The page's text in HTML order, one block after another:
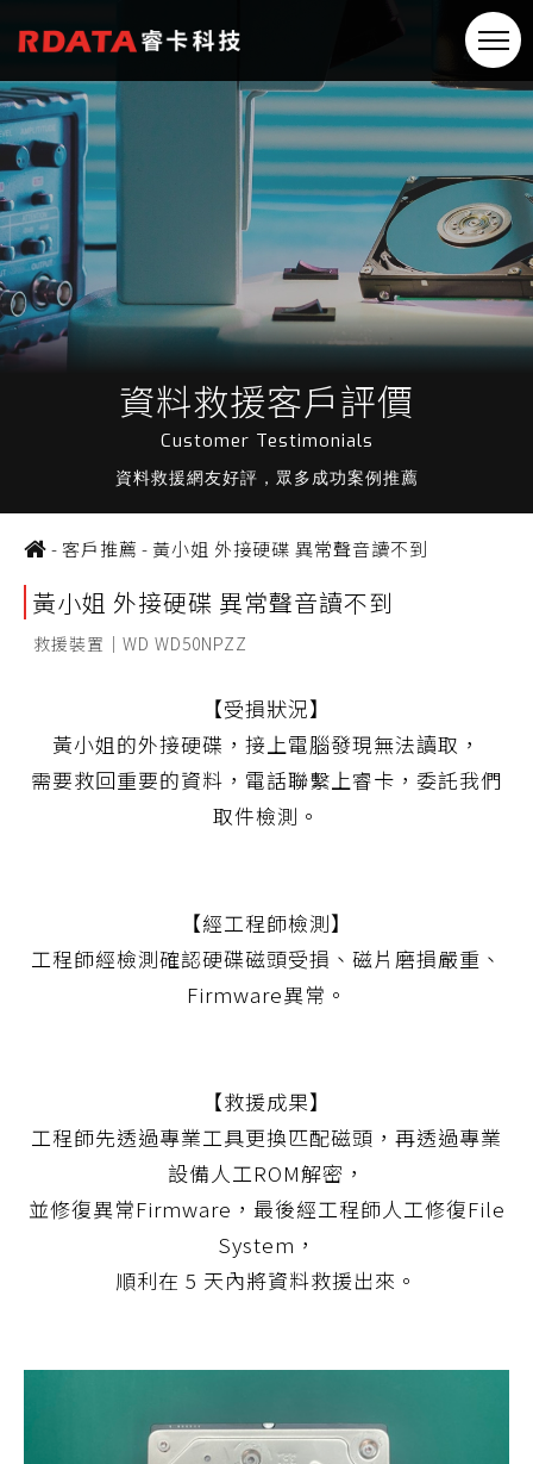
資料救援客戶評價
Customer Testimonials
資料救援網友好評，眾多成功案例推薦
-客戶推薦 -黃小姐 外接硬碟 異常聲音讀不到
黃小姐 外接硬碟 異常聲音讀不到
救援裝置｜WD WD50NPZZ
【受損狀況】
黃小姐的外接硬碟，接上電腦發現無法讀取，
需要救回重要的資料，電話聯繫上睿卡，委託我們
取件檢測。
【經工程師檢測】
工程師經檢測確認硬碟磁頭受損、磁片磨損嚴重、
Firmware異常。
【救援成果】
工程師先透過專業工具更換匹配磁頭，再透過專業
設備人工ROM解密，
並修復異常Firmware，最後經工程師人工修復File
System，
順利在 5 天內將資料救援出來。